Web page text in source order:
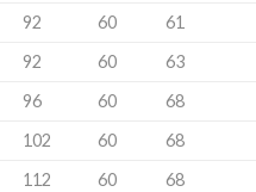
92 60
61
92 60
63
96 60
68
102 60
68
112 60
68